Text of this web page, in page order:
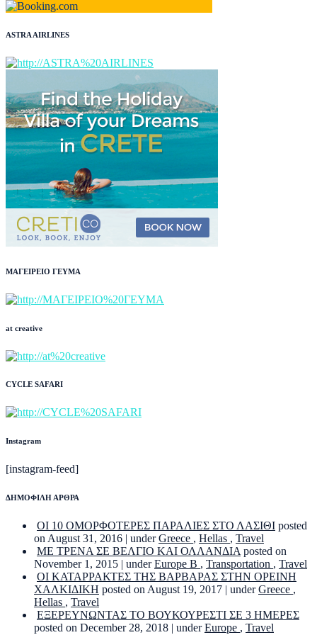
ASTRA AIRLINES
ΜΑΓΕΙΡΕΙΟ ΓΕΥΜΑ
at creative
CYCLE SAFARI
Instagram
[instagram-feed]
ΔΗΜΟΦΙΛΗ ΑΡΘΡΑ
ΟΙ 10 ΟΜΟΡΦΟΤΕΡΕΣ ΠΑΡΑΛΙΕΣ ΣΤΟ ΛΑΣΙΘΙ posted
on August 31, 2016 | underGreece , Hellas , Travel
ΜΕ ΤΡΕΝΑ ΣΕ ΒΕΛΓΙΟ ΚΑΙ ΟΛΛΑΝΔΙΑ posted on
November 1, 2015 | underEurope B , Transportation , Travel
ΟΙ ΚΑΤΑΡΡΑΚΤΕΣ ΤΗΣ ΒΑΡΒΑΡΑΣ ΣΤΗΝ ΟΡΕΙΝΗ
ΧΑΛΚΙΔΙΚΗ posted on August 19, 2017 | underGreece ,
Hellas , Travel
ΕΞΕΡΕΥΝΩΝΤΑΣ ΤΟ ΒΟΥΚΟΥΡΕΣΤΙ ΣΕ 3 ΗΜΕΡΕΣ
posted on December 28, 2018 | underEurope , Travel